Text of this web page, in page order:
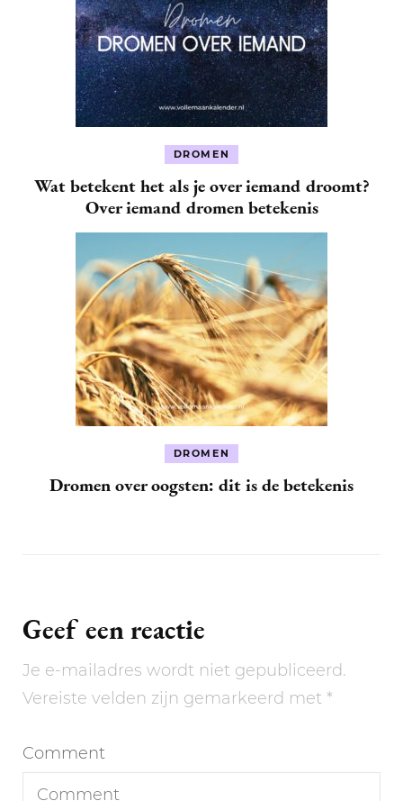
DROMEN
Wat betekent het als je over iemand droomt?
Over iemand dromen betekenis
DROMEN
Dromen over oogsten: dit is de betekenis
Geef een reactie
Je e-mailadres wordt niet gepubliceerd.
Vereiste velden zijn gemarkeerd met *
Comment